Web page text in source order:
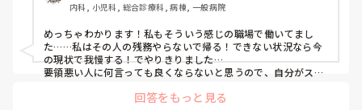
言いたいけど、言うと泣く！私より経験もあるのに、
他でどうやっていたのか！聞きたい
ほんと納得いかない！
このモヤモヤした気持ち！やだー！
内科, 小児科, 総合診療科, 病棟, 一般病院
めっちゃわかります！私もそういう感じの職場で働いてまし
た……私はその人の残務やらないで帰る！できない状況なら今
の現状で我慢する！でやりきりました…
要領悪い人に何言っても良くならないと思うので、自分がスト
回答をもっと見る